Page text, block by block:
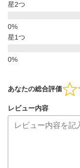
星2つ
星1つ
あなたの総合評価
レビュー内容